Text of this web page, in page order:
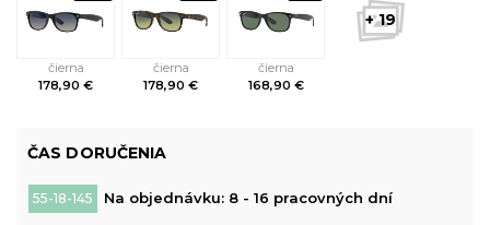
čierna
178,90 €
čierna
178,90 €
čierna
168,90 €
+ 19
ČAS DORUČENIA
55-18-145 Na objednávku: 8 - 16 pracovných dní